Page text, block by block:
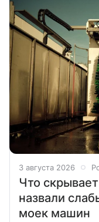
3 августа 2026
Что
назвали
моек машин